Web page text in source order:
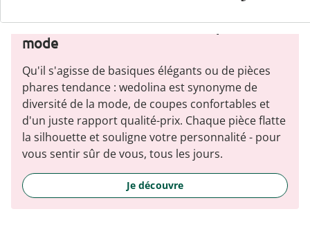
wedolina - Notre nouvelle marque de
mode
Qu'il s'agisse de basiques élégants ou de pièces
phares tendance : wedolina est synonyme de
diversité de la mode, de coupes confortables et
d'un juste rapport qualité-prix. Chaque pièce flatte
la silhouette et souligne votre personnalité - pour
vous sentir sûr de vous, tous les jours.
Je découvre